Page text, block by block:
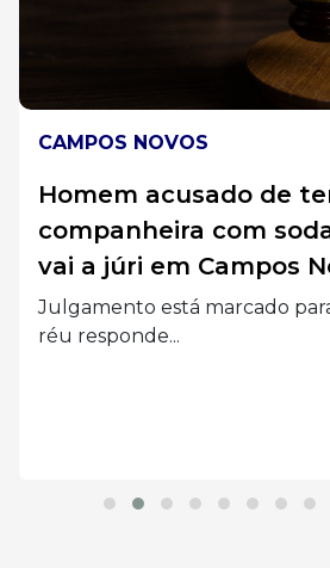
CAMPOS NOVOS
Homem acusado de
companheira com
vai a júri em Campos
Julgamento está marcado
réu responde...